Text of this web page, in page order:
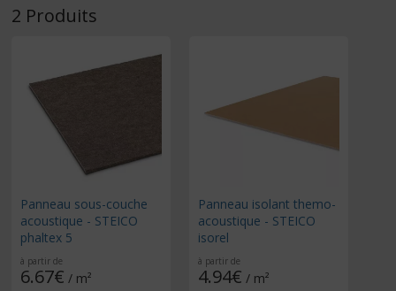
2 Produits
Panneau sous-couche
acoustique - STEICO
phaltex 5
à partir de
6.67€ / m²
Panneau isolant themo-
acoustique - STEICO
isorel
à partir de
4.94€ / m²